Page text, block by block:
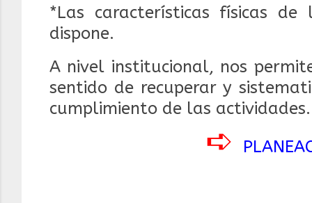
*Las características físicas
dispone.
A nivel institucional, nos
sentido de recuperar y
cumplimiento de las actividades.
➪